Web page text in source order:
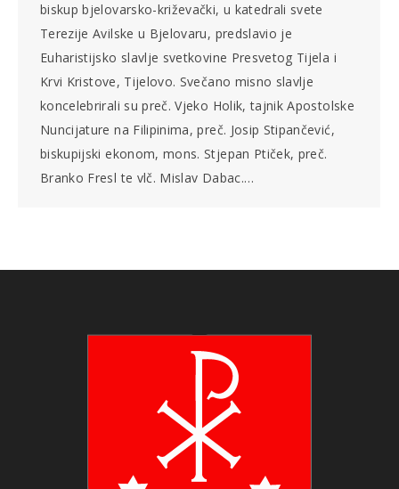
biskup bjelovarsko-križevački, u katedrali svete
Terezije Avilske u Bjelovaru, predslavio je
Euharistijsko slavlje svetkovine Presvetog Tijela i
Krvi Kristove, Tijelovo. Svečano misno slavlje
koncelebrirali su preč. Vjeko Holik, tajnik Apostolske
Nuncijature na Filipinima, preč. Josip Stipančević,
biskupijski ekonom, mons. Stjepan Ptiček, preč.
Branko Fresl te vlč. Mislav Dabac.…